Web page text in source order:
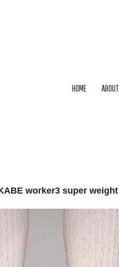
HOME ABOUT
worker3 super weight